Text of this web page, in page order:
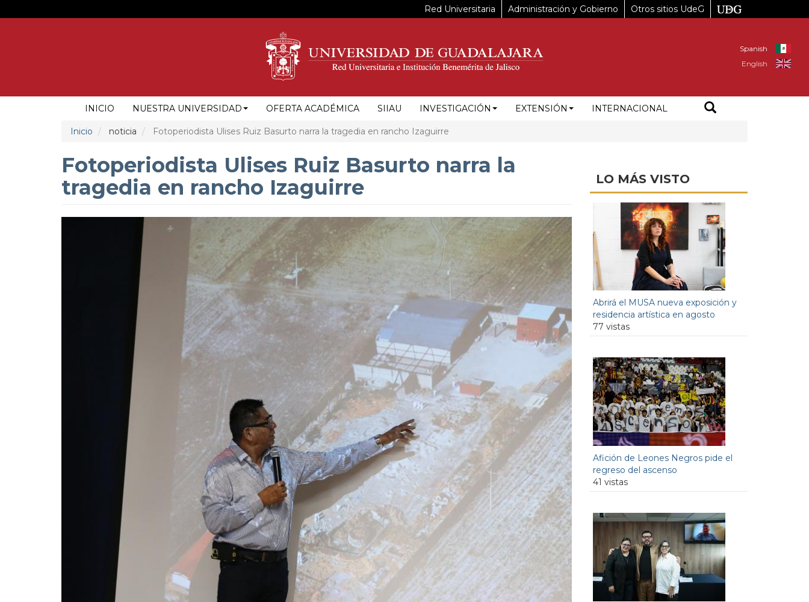
al
Red Universitaria Administración y Gobierno Otros sitios UdeG
Spanish
English
NAVEGACIÓN
PRINCIPAL
INICIO NUESTRA UNIVERSIDAD OFERTA ACADÉMICA SIIAU INVESTIGACIÓN EXTENSIÓN INTERNACIONAL
Inicio noticia Fotoperiodista Ulises Ruiz Basurto narra la tragedia en rancho Izaguirre
Fotoperiodista Ulises Ruiz Basurto narra la
tragedia en rancho Izaguirre
LO MÁS VISTO
Abrirá el MUSA nueva exposición y
residencia artística en agosto
77 vistas
Afición de Leones Negros pide el
regreso del ascenso
41 vistas